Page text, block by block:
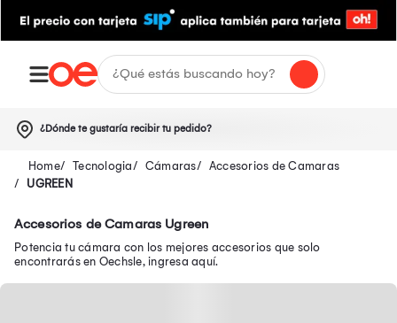
¿Dónde te gustaría recibir tu pedido?
Tecnologia Cámaras
Accesorios de Camaras
UGREEN
Accesorios de Camaras Ugreen
Potencia tu cámara con los mejores accesorios que solo
encontrarás en Oechsle, ingresa aquí.